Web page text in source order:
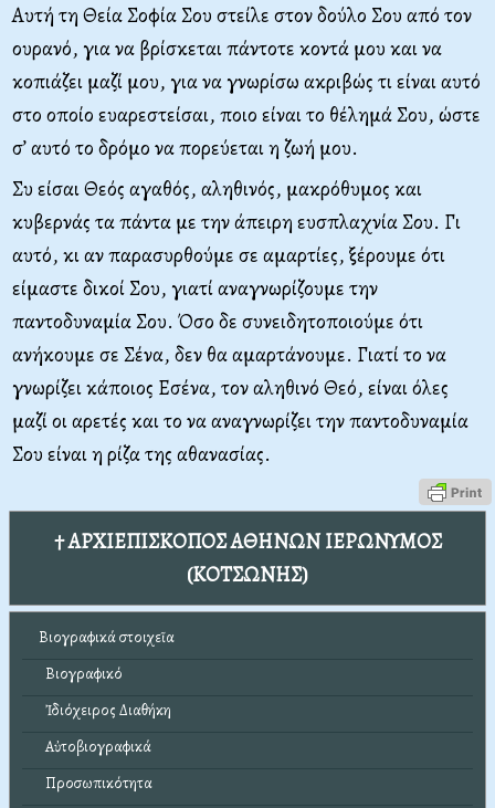
Αυτή τη Θεία Σοφία Σου στείλε στον δούλο Σου από τον
ουρανό, για να βρίσκεται πάντοτε κοντά μου και να
κοπιάζει μαζί μου, για να γνωρίσω ακριβώς τι είναι αυτό
στο οποίο ευαρεστείσαι, ποιο είναι το θέλημά Σου, ώστε
σ’ αυτό το δρόμο να πορεύεται η ζωή μου.
Συ είσαι Θεός αγαθός, αληθινός, μακρόθυμος και
κυβερνάς τα πάντα με την άπειρη ευσπλαχνία Σου. Γι
αυτό, κι αν παρασυρθούμε σε αμαρτίες, ξέρουμε ότι
είμαστε δικοί Σου, γιατί αναγνωρίζουμε την
παντοδυναμία Σου. Όσο δε συνειδητοποιούμε ότι
ανήκουμε σε Σένα, δεν θα αμαρτάνουμε. Γιατί το να
γνωρίζει κάποιος Εσένα, τον αληθινό Θεό, είναι όλες
μαζί οι αρετές και το να αναγνωρίζει την παντοδυναμία
Σου είναι η ρίζα της αθανασίας.
† ΑΡΧΙΕΠΙΣΚΟΠΟΣ ΑΘΗΝΩΝ ΙΕΡΩΝΥΜΟΣ
(ΚΟΤΣΩΝΗΣ)
Βιογραφικά στοιχεῖα
Βιογραφικό
Ἰδιόχειρος Διαθήκη
Αὐτοβιογραφικά
Προσωπικότητα